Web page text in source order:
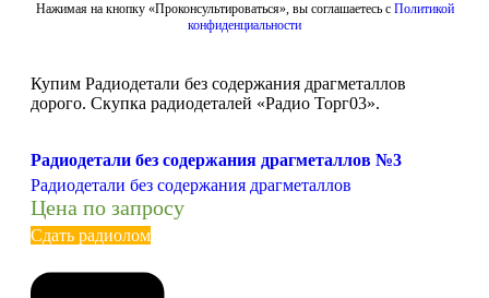
Нажимая на кнопку «Проконсультироваться», вы соглашаетесь с Политикой
конфиденциальности
Купим Радиодетали без содержания драгметаллов
дорого. Скупка радиодеталей «Радио Торг03».
Радиодетали без содержания драгметаллов №3
Радиодетали без содержания драгметаллов
Цена по запросу
Сдать радиолом